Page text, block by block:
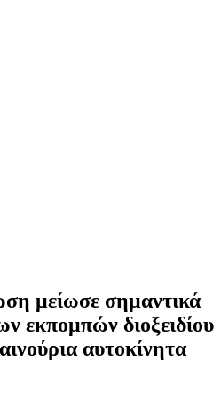
μείωσε σημαντικά
εκπομπών διοξειδίου
αυτοκίνητα